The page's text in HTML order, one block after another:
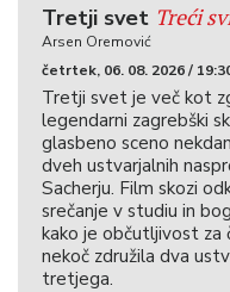
Tretji svet Treći
Arsen Oremović
četrtek, 06. 08. 2026 /
Tretji svet je več kot
legendarni zagrebški
glasbeno sceno
dveh ustvarjalnih
Sacherju. Film skozi
srečanje v studiu in
kako je občutljivost za
nekoč združila dva
tretjega.